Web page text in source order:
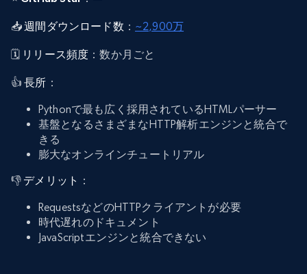
📥週間ダウンロード数 ： ~2,900万
🗓️ リリース頻度 ：数か月ごと
👍長所 ：
Pythonで最も広く採用されているHTMLパーサー
基盤となるさまざまなHTTP解析エンジンと統合で
きる
膨大なオンラインチュートリアル
👎 デメリット ：
RequestsなどのHTTPクライアントが必要
時代遅れのドキュメント
JavaScriptエンジンと統合できない